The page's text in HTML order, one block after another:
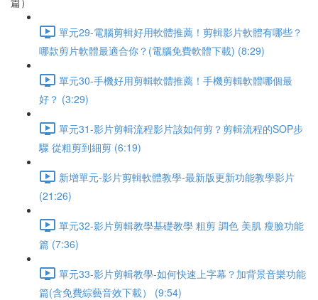
單元29-電腦剪輯好用軟體推薦！剪輯影片軟體有哪些？
哪款剪片軟體最適合你？(電腦免費軟體下載) (8:29)
單元30-手機好用剪輯軟體推薦！手機剪輯軟體哪個最
好？ (3:29)
單元31-影片剪輯流程影片該如何剪？剪輯流程的SOP步
驟 從粗剪到細剪 (6:19)
新增單元-影片剪輯軟體教學-最新版更新功能教學影片
(21:26)
單元32-影片剪輯教學基礎教學 粗剪 調色 美肌 瘦臉功能
篇 (7:36)
單元33-影片剪輯教學-如何快速上字幕？加背景音樂功能
篇(含免費綜藝音效下載） (9:54)